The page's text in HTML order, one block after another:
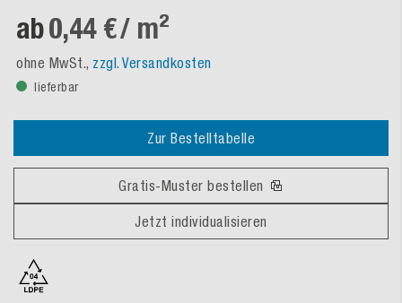
ab0,44 €/ m²
ohne MwSt., zzgl. Versandkosten
lieferbar
Zur Bestelltabelle
Gratis-Muster bestellen
Jetzt individualisieren